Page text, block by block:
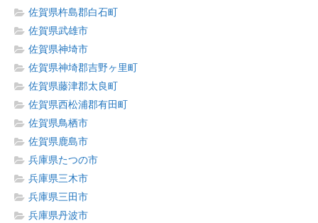
佐賀県杵島郡白石町
佐賀県武雄市
佐賀県神埼市
佐賀県神埼郡吉野ヶ里町
佐賀県藤津郡太良町
佐賀県西松浦郡有田町
佐賀県鳥栖市
佐賀県鹿島市
兵庫県たつの市
兵庫県三木市
兵庫県三田市
兵庫県丹波市